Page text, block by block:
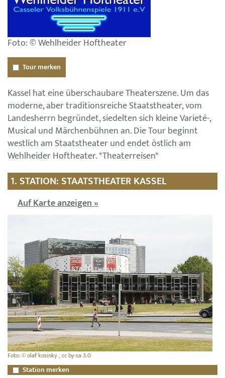
Foto: © Wehlheider Hoftheater
Tour merken
Kassel hat eine überschaubare Theaterszene. Um das
moderne, aber traditionsreiche Staatstheater, vom
Landesherrn begründet, siedelten sich kleine Varieté-,
Musical und Märchenbühnen an. Die Tour beginnt
westlich am Staatstheater und endet östlich am
Wehlheider Hoftheater. *Theaterreisen*
1. STATION: STAATSTHEATER KASSEL
Auf Karte anzeigen »
Foto: © olaf kosinky , cc by-sa 3.0
Station merken